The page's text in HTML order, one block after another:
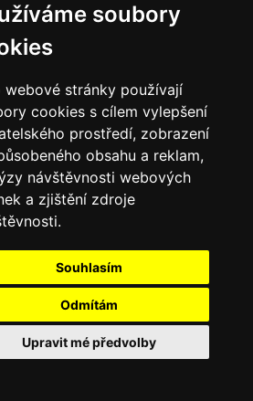
soubory
webové stránky používají
cookies s cílem vylepšení
prostředí, zobrazení
obsahu a reklam,
návštěvnosti webových
a zjištění zdroje
Souhlasím
Odmítám
Upravit mé předvolby
26
Copyright © 1999-2026 eProgress s.r.o.
obchodní známka společnosti